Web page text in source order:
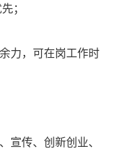
；
力，可在岗工作时
宣传、 创新创业、